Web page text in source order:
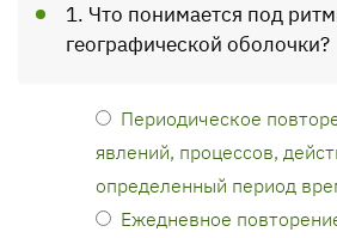
1. Что понимается под
географической оболочки?
Периодическое
явлений, процессов,
определенный период
Ежедневное